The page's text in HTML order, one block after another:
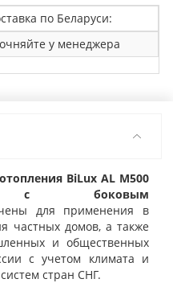
по Беларуси:
у менеджера
BiLux AL M500
с боковым
для применения в
частных домов, а также
и общественных
с учетом климата и
стран СНГ.